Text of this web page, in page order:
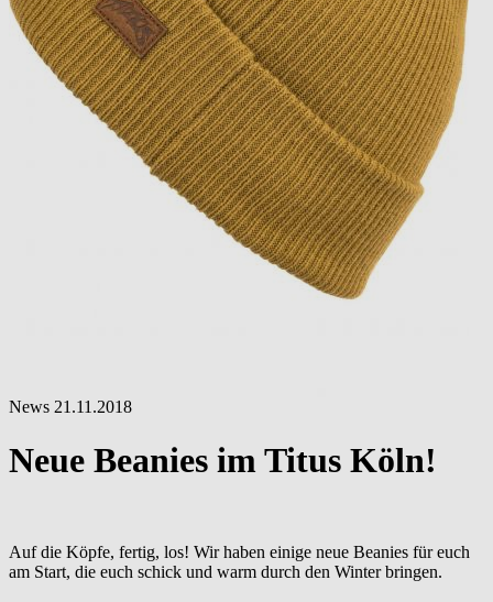
News 21.11.2018
Neue Beanies im Titus Köln!
Auf die Köpfe, fertig, los! Wir haben einige neue Beanies für euch
am Start, die euch schick und warm durch den Winter bringen.